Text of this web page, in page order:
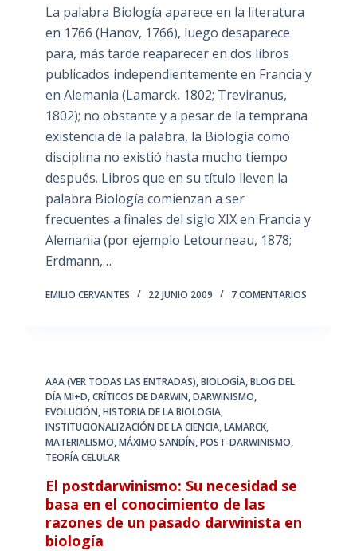
La palabra Biología aparece en la literatura
en 1766 (Hanov, 1766), luego desaparece
para, más tarde reaparecer en dos libros
publicados independientemente en Francia y
en Alemania (Lamarck, 1802; Treviranus,
1802); no obstante y a pesar de la temprana
existencia de la palabra, la Biología como
disciplina no existió hasta mucho tiempo
después. Libros que en su título lleven la
palabra Biología comienzan a ser
frecuentes a finales del siglo XIX en Francia y
Alemania (por ejemplo Letourneau, 1878;
Erdmann,…
EMILIO CERVANTES 22 JUNIO 2009 7 COMENTARIOS
AAA (VER TODAS LAS ENTRADAS),BIOLOGÍA,BLOG DEL
DÍA MI+D,CRÍTICOS DE DARWIN,DARWINISMO,
EVOLUCIÓN,HISTORIA DE LA BIOLOGIA,
INSTITUCIONALIZACIÓN DE LA CIENCIA,LAMARCK,
MATERIALISMO,MÁXIMO SANDÍN,POST-DARWINISMO,
TEORÍA CELULAR
El postdarwinismo: Su necesidad se
basa en el conocimiento de las
razones de un pasado darwinista en
biología